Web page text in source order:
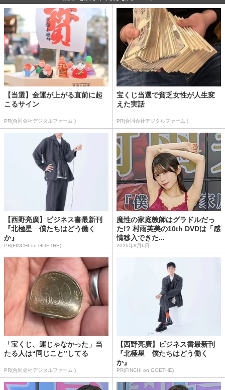
【当選】金運が上がる直前に起
こるサイン
PR(合同会社デジタルファーム )
宝くじ当選で貧乏女性が人生変
えた実話
PR(合同会社デジタルファーム )
【西野亮廣】ビジネス書最新刊
『北極星 僕たちはどう働く
か』
PR(FINCHI on GOETHE)
魔性の家庭教師はグラドルだっ
た!? 村雨芙美の10th DVDは「感
情移入できた...
2026年8月6日
「宝くじ、運じゃなかった」当
たる人は“同じこと”してる
PR(合同会社デジタルファーム )
【西野亮廣】ビジネス書最新刊
『北極星 僕たちはどう働く
か』
PR(FINCHI on GOETHE)